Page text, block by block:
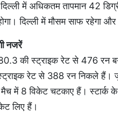
में अधिकतम तापमान 42
दिल्ली में मौसम साफ रहेगा और
नजरें
की स्ट्राइक रेट से 476 रन
रेट से 388 रन निकले हैं।
में 8 विकेट चटकाए हैं।
लिए हैं।